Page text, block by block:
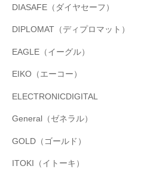
DIASAFE（ダイヤセーフ）
DIPLOMAT（ディプロマット）
EAGLE（イーグル）
EIKO（エーコー）
ELECTRONICDIGITAL
General（ゼネラル）
GOLD（ゴールド）
ITOKI（イトーキ）